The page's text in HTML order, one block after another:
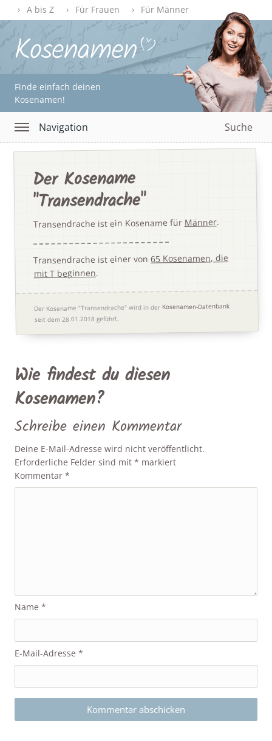
A bis Z Für Frauen Für Männer
Finde einfach deinen
Kosenamen!
Navigation Suche
Der Kosename
"Transendrache"
Transendrache ist ein Kosename fürMänner.
Transendrache ist einer von65 Kosenamen, die
mit T beginnen.
Der Kosename "Transendrache" wird in der Kosenamen-Datenbank
seit dem 28.01.2018 geführt.
Wie findest du diesen
Kosenamen?
Schreibe einen Kommentar
Deine E-Mail-Adresse wird nicht veröffentlicht.
Erforderliche Felder sind mit* markiert
Kommentar*
Name*
E-Mail-Adresse*